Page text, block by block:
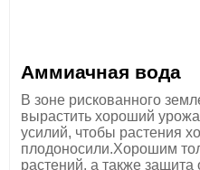
Аммиачная вода
В зоне рискованного
вырастить хороший
усилий, чтобы растения
плодоносили.Хорошим
растений, а также защита